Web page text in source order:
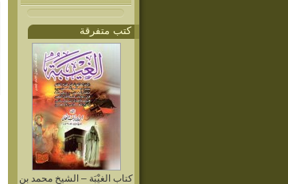
كتب متفرقة
كتاب الغيْبَة – الشيخ محمد بن